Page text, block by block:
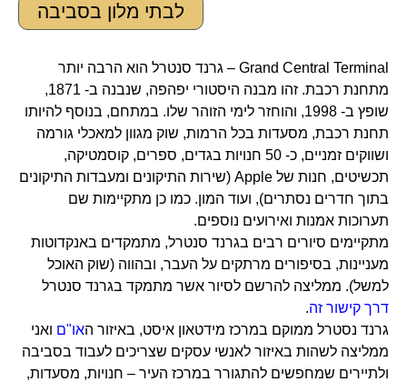
לבתי מלון בסביבה
Grand Central Terminal – גרנד סנטרל הוא הרבה יותר
מתחנת רכבת. זהו מבנה היסטורי יפהפה, שנבנה ב- 1871,
שופץ ב- 1998, והוחזר לימי הזוהר שלו. במתחם, בנוסף להיותו
תחנת רכבת, מסעדות בכל הרמות, שוק מגוון למאכלי גורמה
ושווקים זמניים, כ- 50 חנויות בגדים, ספרים, קוסמטיקה,
תכשיטים, חנות של Apple (שירות התיקונים ומעבדות התיקונים
בתוך חדרים נסתרים), ועוד המון. כמו כן מתקיימות שם
תערוכות אמנות ואירועים נוספים.
מתקיימים סיורים רבים בגרנד סנטרל, מתמקדים באנקדוטות
מעניינות, בסיפורים מרתקים על העבר, ובהווה (שוק האוכל
למשל). ממליצה להרשם לסיור אשר מתמקד בגרנד סנטרל
דרך קישור זה.
גרנד נסטרל ממוקם במרכז מידטאון איסט, באיזור האו"ם ואני
ממליצה לשהות באיזור לאנשי עסקים שצריכים לעבוד בסביבה
ולתיירים שמחפשים להתגורר במרכז העיר – חנויות, מסעדות,